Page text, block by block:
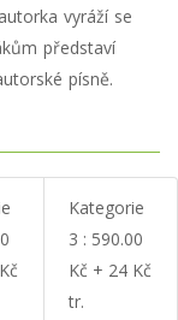
vyráží se
představí
písně.
Kategorie
3 : 590.00
Kč + 24 Kč
tr.